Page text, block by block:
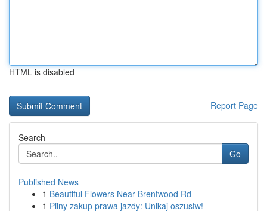
HTML is disabled
Report Page
Search
Go
Published News
1 Beautiful Flowers Near Brentwood Rd
1 Pilny zakup prawa jazdy: Unikaj oszustw!